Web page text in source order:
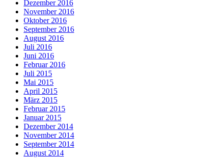
Dezember 2016
November 2016
Oktober 2016
September 2016
August 2016
Juli 2016
Juni 2016
Februar 2016
Juli 2015
Mai 2015
April 2015
März 2015
Februar 2015
Januar 2015
Dezember 2014
November 2014
September 2014
August 2014